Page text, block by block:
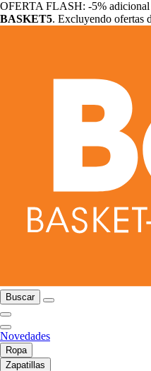
OFERTA FLASH: -5%
BASKET5. Excluyendo ofertas
Buscar
Novedades
Ropa
Zapatillas